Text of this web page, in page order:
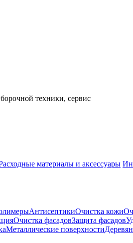
техники, сервис
материалы и аксессуары
АнтисептикиОчистка кожи
Очистка фасадовЗащита фасадов
Металлические поверхности